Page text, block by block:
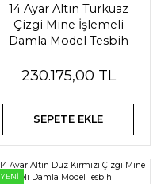
14 Ayar Altın Turkuaz
Çizgi Mine İşlemeli
Damla Model Tesbih
230.175,00 TL
SEPETE EKLE
YENİ